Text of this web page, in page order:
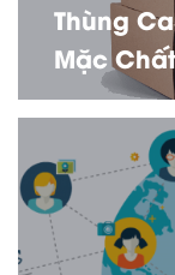
Thùng
Mặc